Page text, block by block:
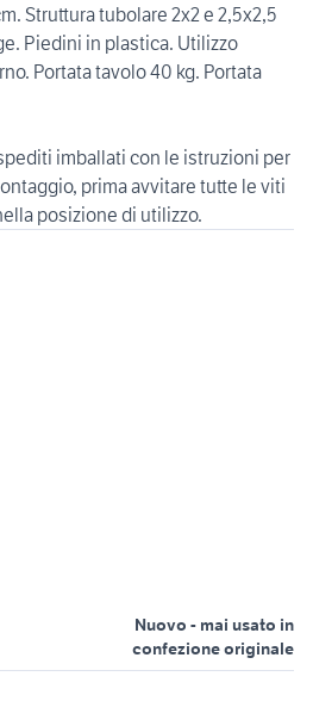
Struttura tubolare 2x2 e 2,5x2,5
Piedini in plastica. Utilizzo
Portata tavolo 40 kg. Portata
imballati con le istruzioni per
prima avvitare tutte le viti
posizione di utilizzo.
Nuovo - mai usato in
confezione originale